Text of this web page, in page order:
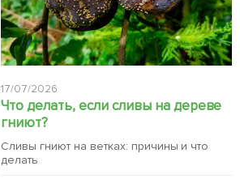
17/07/2026
Что делать, если сливы на дереве
гниют?
Сливы гниют на ветках: причины и что
делать